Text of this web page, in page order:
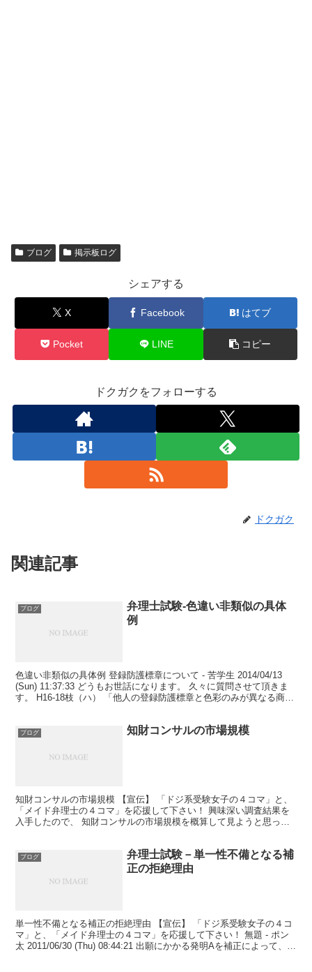
ブログ 掲示板ログ
シェアする
X Facebook はてブ
Pocket LINE コピー
ドクガクをフォローする
ドクガク
関連記事
ブログ
弁理士試験-色違い非類似の具体
例
色違い非類似の具体例 登録防護標章について - 苦学生 2014/04/13
(Sun) 11:37:33 どうもお世話になります。 久々に質問させて頂きま
す。 H16‐18枝（ハ） 「他人の登録防護標章と色彩のみが異なる商標
ブログ 知財コンサルの市場規模
知財コンサルの市場規模 【宣伝】 「ドジ系受験女子の４コマ」と、
「メイド弁理士の４コマ」を応援して下さい！ 興味深い調査結果を
入手したので、 知財コンサルの市場規模を概算して見ようと思っ
ブログ
弁理士試験－単一性不備となる補
正の拒絶理由
単一性不備となる補正の拒絶理由 【宣伝】 「ドジ系受験女子の４コ
マ」と、「メイド弁理士の４コマ」を応援して下さい！ 無題 - ポン
太 2011/06/30 (Thu) 08:44:21 出願にかかる発明Aを補正によって、